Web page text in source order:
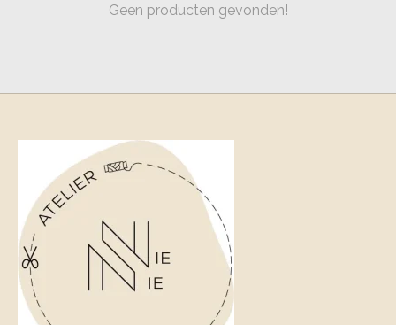
Geen producten gevonden!